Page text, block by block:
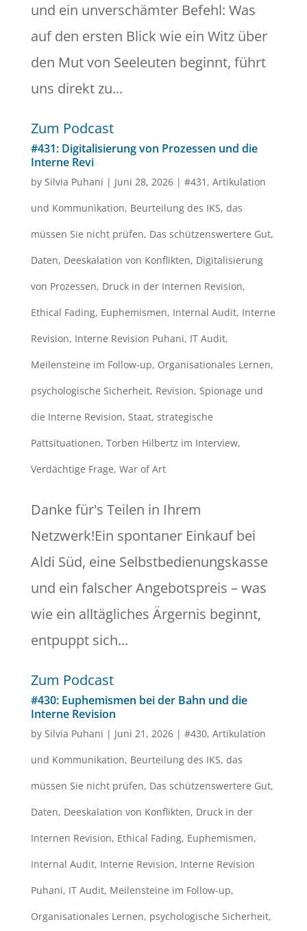
und ein unverschämter Befehl: Was
auf den ersten Blick wie ein Witz über
den Mut von Seeleuten beginnt, führt
uns direkt zu...
Zum Podcast
#431: Digitalisierung von Prozessen und die
Interne Revi
by Silvia Puhani | Juni 28, 2026| #431 , Artikulation
und Kommunikation, Beurteilung des IKS, das
müssen Sie nicht prüfen, Das schützenswertere Gut,
Daten, Deeskalation von Konflikten, Digitalisierung
von Prozessen, Druck in der Internen Revision,
Ethical Fading, Euphemismen, Internal Audit, Interne
Revision, Interne Revision Puhani, IT Audit,
Meilensteine im Follow-up, Organisationales Lernen,
psychologische Sicherheit, Revision, Spionage und
die Interne Revision, Staat, strategische
Pattsituationen, Torben Hilbertz im Interview,
Verdächtige Frage, War of Art
Danke für's Teilen in Ihrem
Netzwerk!Ein spontaner Einkauf bei
Aldi Süd, eine Selbstbedienungskasse
und ein falscher Angebotspreis – was
wie ein alltägliches Ärgernis beginnt,
entpuppt sich...
Zum Podcast
#430: Euphemismen bei der Bahn und die
Interne Revision
by Silvia Puhani | Juni 21, 2026| #430, Artikulation
und Kommunikation, Beurteilung des IKS, das
müssen Sie nicht prüfen, Das schützenswertere Gut,
Daten, Deeskalation von Konflikten, Druck in der
Internen Revision, Ethical Fading, Euphemismen,
Internal Audit, Interne Revision, Interne Revision
Puhani, IT Audit, Meilensteine im Follow-up,
Organisationales Lernen, psychologische Sicherheit,